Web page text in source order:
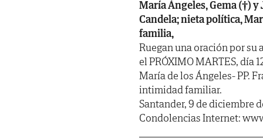
María Ángeles, Gema (†)
Candela; nieta política,
familia,
Ruegan una oración por su
el PRÓXIMO MARTES, día
María de los Ángeles- PP.
intimidad familiar.
Santander, 9 de diciembre
Condolencias Internet: